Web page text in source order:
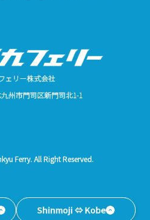
ェリー株式会社
九州市門司区新門司北1-1
Ferry. All Right Reserved.
Shinmoji ⇔ Kobe